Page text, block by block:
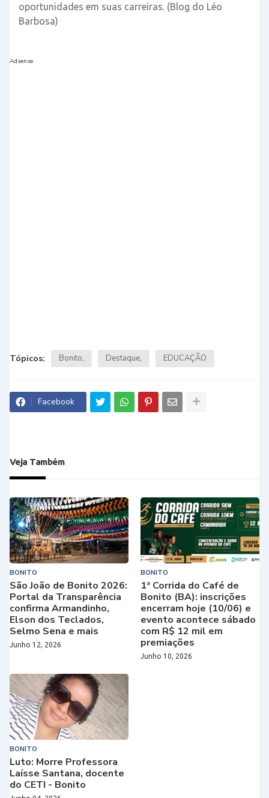
oportunidades em suas carreiras. (Blog do Léo
Barbosa)
Adsense
Tópicos: Bonito Destaque EDUCAÇÃO
Facebook
Veja Também
BONITO
São João de Bonito 2026:
Portal da Transparência
confirma Armandinho,
Elson dos Teclados,
Selmo Sena e mais
Junho 12, 2026
BONITO
1ª Corrida do Café de
Bonito (BA): inscrições
encerram hoje (10/06) e
evento acontece sábado
com R$ 12 mil em
premiações
Junho 10, 2026
BONITO
Luto: Morre Professora
Laísse Santana, docente
do CETI - Bonito